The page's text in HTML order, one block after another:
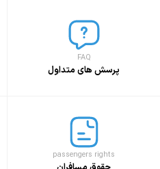
FAQ
پرسش های متداول
passengers rights